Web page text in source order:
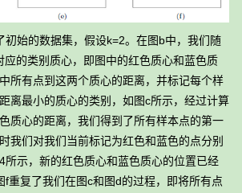
数据集，假设k=2。在图b中，我们随
应的类别质心，即图中的红色质心和蓝色质
所有点到这两个质心的距离，并标记每个样
离最小的质心的类别，如图c所示，经过计算
质心的距离，我们得到了所有样本点的第一
我们对我们当前标记为红色和蓝色的点分别
所示，新的红色质心和蓝色质心的位置已经
f重复了我们在图c和图d的过程，即将所有点